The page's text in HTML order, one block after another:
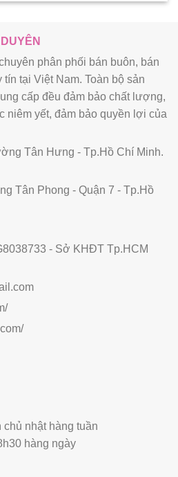
phân phối bán buôn, bán
tín tại Việt Nam. Toàn bộ sản
cấp đều đảm bảo chất lượng,
niêm yết, đảm bảo quyền lợi của
Tân Hưng - Tp.Hồ Chí Minh.
Tân Phong - Quận 7 - Tp.Hồ
- Sở KHĐT Tp.HCM
nhật hàng tuần
hàng ngày